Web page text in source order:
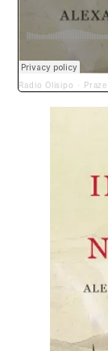
Radio Olisipo ·